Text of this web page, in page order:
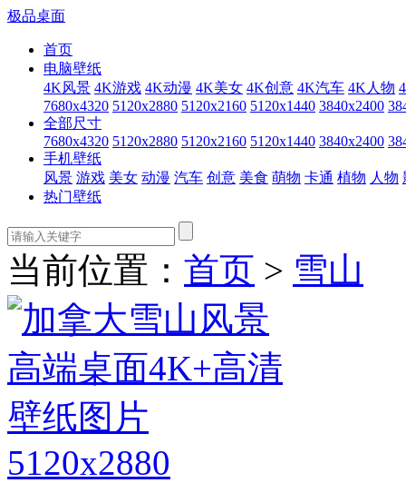
极品桌面
首页
电脑壁纸
4K风景 4K游戏 4K动漫 4K美女 4K创意 4K汽车 4K人物
7680x4320 5120x2880 5120x2160 5120x1440 3840x2400
全部尺寸
7680x4320 5120x2880 5120x2160 5120x1440 3840x2400
手机壁纸
风景 游戏 美女 动漫 汽车 创意 美食 萌物 卡通 植物 人物
热门壁纸
当前位置： 首页 > 雪山
5120x2880